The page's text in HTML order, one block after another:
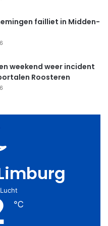
failliet in Midden-
weekend weer incident
Roosteren
℃